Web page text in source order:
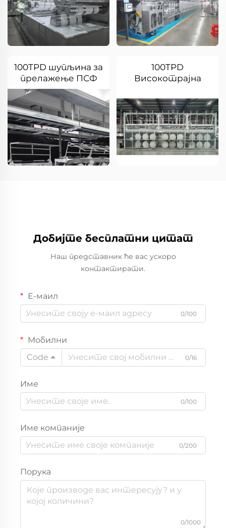
100TPD шупљина за
прелажење ПСФ
100TPD
Високотрајна
линија за обраду
Добијте бесплатни цитат
Наш представник ће вас ускоро
контактирати.
Е-маил
0/100
Мобилни
Code
0/16
Име
0/100
Име компаније
0/200
Порука
0/1000